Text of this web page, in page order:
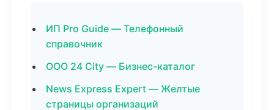
ИП Pro Guide — Телефонный
справочник
ООО 24 City — Бизнес-каталог
News Express Expert — Желтые
страницы организаций